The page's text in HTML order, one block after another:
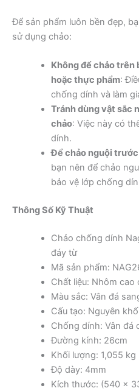
Để sản phẩm luôn bền đẹp,
sử dụng chảo:
Không để chảo trên
hoặc thực phẩm:
chống dính và làm
Tránh dùng vật sắc
chảo: Việc này có
dính.
Để chảo nguội
bạn nên để chảo
bảo vệ lớp chống
Thông Số Kỹ Thuật
Chảo chống dính
đáy từ
Mã sản phẩm:
Chất liệu: Nhôm cao
Màu sắc: Vân đá
Cấu tạo: Nguyên
Chống dính: Vân đá
Đường kính: 26cm
Khối lượng: 1,055 kg
Độ dày: 4mm
Kích thước: (540 x